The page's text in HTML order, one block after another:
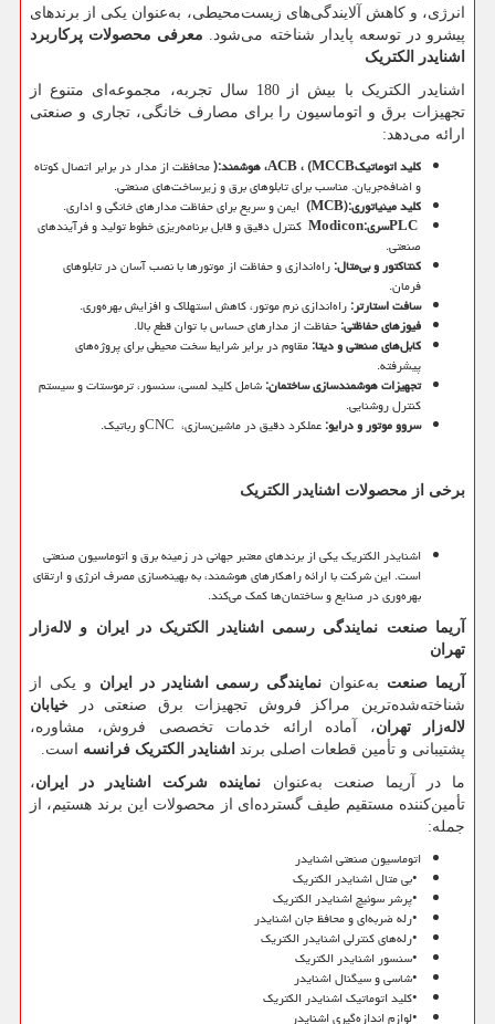
انرژی، و کاهش آلایندگی‌های زیست‌محیطی، به‌عنوان یکی از برندهای
پیشرو در توسعه پایدار شناخته می‌شود.
معرفی محصولات پرکاربرد
اشنایدر الکتریک
اشنایدر الکتریک با بیش از 180 سال تجربه، مجموعه‌ای متنوع از
تجهیزات برق و اتوماسیون را برای مصارف خانگی، تجاری و صنعتی
ارائه می‌دهد:
کلید اتوماتیک(MCCB،ACB، هوشمند):محافظت از مدار در برابر اتصال کوتاه
و اضافه‌جریان. مناسب برای تابلوهای برق و زیرساخت‌های صنعتی.
کلید مینیاتوری(MCB): ایمن و سریع برای حفاظت مدارهای خانگی و اداری.
PLCسریModicon: کنترل دقیق و قابل برنامه‌ریزی خطوط تولید و فرآیندهای
صنعتی.
کنتاکتور و بی‌متال:راه‌اندازی و حفاظت از موتورها با نصب آسان در تابلوهای
فرمان.
سافت استارتر:راه‌اندازی نرم موتور، کاهش استهلاک و افزایش بهره‌وری.
فیوزهای حفاظتی:حفاظت از مدارهای حساس با توان قطع بالا.
کابل‌های صنعتی و دیتا:مقاوم در برابر شرایط سخت محیطی برای پروژه‌های
پیشرفته.
تجهیزات هوشمندسازی ساختمان:شامل کلید لمسی، سنسور، ترموستات و سیستم
کنترل روشنایی.
سروو موتور و درایو:عملکرد دقیق در ماشین‌سازی، CNCو رباتیک.
برخی از محصولات اشنایدر الکتریک
اشنایدر الکتریک یکی از برندهای معتبر جهانی در زمینه برق و اتوماسیون صنعتی
است. این شرکت با ارائه راهکارهای هوشمند، به بهینه‌سازی مصرف انرژی و ارتقای
بهره‌وری در صنایع و ساختمان‌ها کمک می‌کند.
آریما صنعت نمایندگی رسمی اشنایدر الکتریک در ایران و لاله‌زار
تهران
آریما صنعت به‌عنوان نمایندگی رسمی اشنایدر در ایران و یکی از
شناخته‌شده‌ترین مراکز فروش تجهیزات برق صنعتی در خیابان
لاله‌زار تهران، آماده ارائه خدمات تخصصی فروش، مشاوره،
پشتیبانی و تأمین قطعات اصلی برند
اشنایدر الکتریک فرانسه است.
ما در آریما صنعت به‌عنوان نماینده شرکت اشنایدر در ایران،
تأمین‌کننده مستقیم طیف گسترده‌ای از محصولات این برند هستیم، از
جمله:
اتوماسیون صنعتی اشنایدر
•بی متال اشنایدر الکتریک
•پرشر سوئیچ اشنایدر الکتریک
•رله ضربه‌ای و محافظ جان اشنایدر
•رله‌های کنترلی اشنایدر الکتریک
•سنسور اشنایدر الکتریک
•شاسی و سیگنال اشنایدر
•کلید اتوماتیک اشنایدر الکتریک
•لوازم اندازه‌گیری اشنایدر